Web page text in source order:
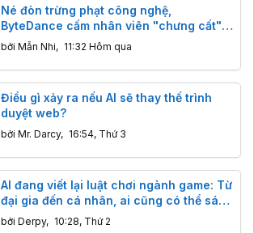
Né đòn trừng phạt công nghệ,
ByteDance cấm nhân viên "chưng cất"
mô hình AI Mỹ
bởi Mẫn Nhi, 11:32 Hôm qua
Điều gì xảy ra nếu AI sẽ thay thế trình
duyệt web?
bởi Mr. Darcy, 16:54, Thứ 3
AI đang viết lại luật chơi ngành game: Từ
đại gia đến cá nhân, ai cũng có thể sáng
tạo
bởi Derpy, 10:28, Thứ 2